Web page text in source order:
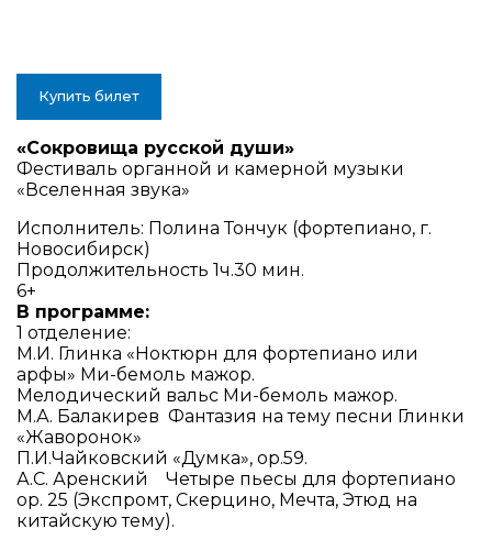
Купить билет
«Сокровища русской души»
Фестиваль органной и камерной музыки
«Вселенная звука»
Исполнитель: Полина Тончук (фортепиано, г.
Новосибирск)
Продолжительность 1ч.30 мин.
6+
В программе:
1 отделение:
М.И. Глинка «Ноктюрн для фортепиано или
арфы» Ми-бемоль мажор.
Мелодический вальс Ми-бемоль мажор.
М.А. Балакирев Фантазия на тему песни Глинки
«Жаворонок»
П.И.Чайковский «Думка», ор.59.
А.С. Аренский Четыре пьесы для фортепиано
ор. 25 (Экспромт, Скерцино, Мечта, Этюд на
китайскую тему).